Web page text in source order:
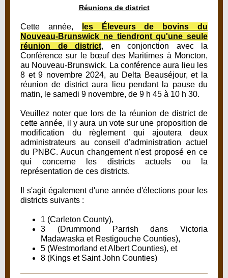
Réunions de district
Cette année,
les Éleveurs de bovins du
Nouveau-Brunswick ne tiendront qu'une seule
réunion de district, en conjonction avec la
Conférence sur le bœuf des Maritimes à Moncton,
au Nouveau-Brunswick. La conférence aura lieu les
8 et 9 novembre 2024, au Delta Beauséjour, et la
réunion de district aura lieu pendant la pause du
matin, le samedi 9 novembre, de 9 h 45 à 10 h 30.
Veuillez noter que lors de la réunion de district de
cette année, il y aura un vote sur une proposition de
modification du règlement qui ajoutera deux
administrateurs au conseil d'administration actuel
du PNBC. Aucun changement n'est proposé en ce
qui concerne les districts actuels ou la
représentation de ces districts.
Il s'agit également d'une année d'élections pour les
districts suivants :
1 (Carleton County),
3 (Drummond Parrish dans Victoria
Madawaska et Restigouche Counties),
5 (Westmorland et Albert Counties), et
8 (Kings et Saint John Counties)